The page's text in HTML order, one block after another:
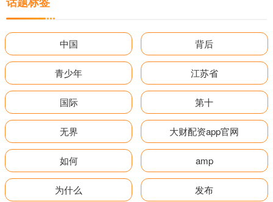
中国 背后
青少年 江苏省
国际 第十
无界 大财配资app官网
如何 amp
为什么 发布